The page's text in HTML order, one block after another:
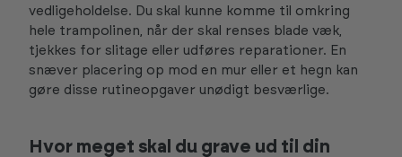
vedligeholdelse. Du skal kunne komme til omkring
hele trampolinen, når der skal renses blade væk,
tjekkes for slitage eller udføres reparationer. En
snæver placering op mod en mur eller et hegn kan
gøre disse rutineopgaver unødigt besværlige.
Hvor meget skal du grave ud til din